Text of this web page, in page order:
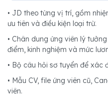
• JD theo từng vị trí, gồm
ưu tiên và điều kiện loại trừ.
• Chân dung ứng viên lý
điểm, kinh nghiệm và mức
• Bộ câu hỏi sơ tuyển để xác
• Mẫu CV, file ứng viên cũ,
viên.